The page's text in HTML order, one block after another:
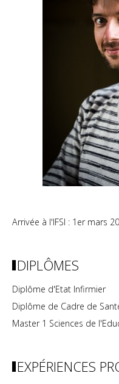
Arrivée à l'IFSI : 1er mars
DIPLÔMES
Diplôme d'Etat Infirmier
Diplôme de Cadre de
Master 1 Sciences de
EXPÉRIENCES